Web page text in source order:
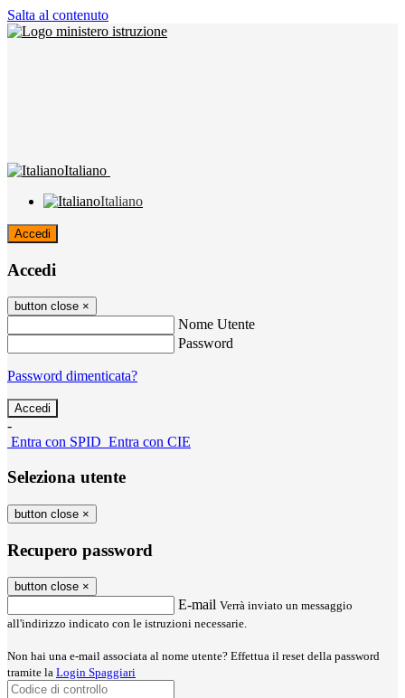
Salta al contenuto
Italiano
Italiano
Accedi
Accedi
button close ×
Nome Utente
Password
Password dimenticata?
-
Entra con SPID Entra con CIE
Seleziona utente
button close ×
Recupero password
button close ×
E-mail Verrà inviato un messaggio
all'indirizzo indicato con le istruzioni necessarie.
Non hai una e-mail associata al nome utente? Effettua il reset della password
tramite la Login Spaggiari